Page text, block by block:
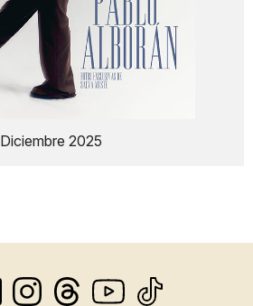
Diciembre 2025